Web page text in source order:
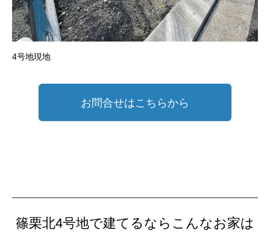
4号地現地
お問合せはこちらから
篠栗北4号地で建てるならこんなお家は